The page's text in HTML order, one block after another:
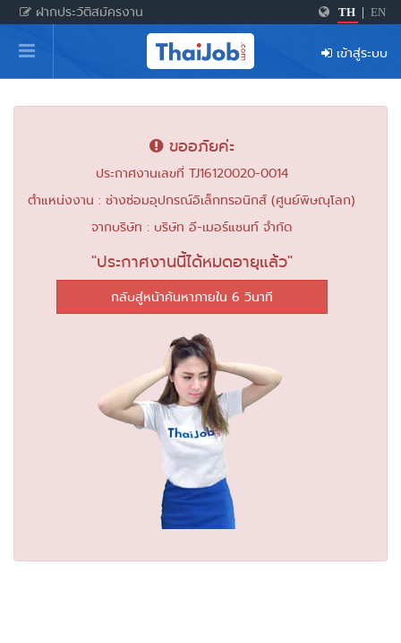
ฝากประวัติสมัครงาน TH EN
หน้าหลัก
ผู้สมัครงาน: เข้าสู่ระบบ
ฝากประวัติสมัครงาน
สำหรับผู้ประกอบการ
เข้าสู่ระบบ
ขออภัยค่ะ
ประกาศงานเลขที่ TJ16120020-0014
ตำแหน่งงาน : ช่างซ่อมอุปกรณ์อิเล็กทรอนิกส์ (ศูนย์พิษณุโลก)
จากบริษัท : บริษัท อี-เมอร์แชนท์ จำกัด
"ประกาศงานนี้ได้หมดอายุแล้ว"
กลับสู่หน้าค้นหาภายใน 6 วินาที